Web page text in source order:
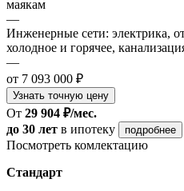
маякам
—
Инженерные сети: электрика,
холодное и горячее,
—
от 7 093 000 ₽
Узнать точную цену
От 29 904 ₽/мес.
до 30 лет в ипотеку подробнее
Посмотреть комлектацию
Стандарт